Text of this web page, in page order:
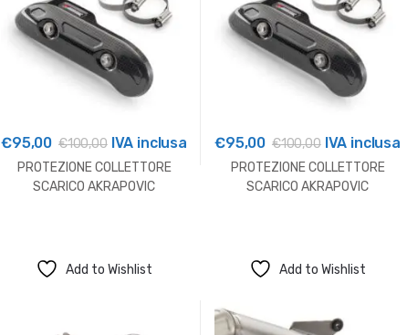
€95,00 €100,00IVA inclusa
PROTEZIONE COLLETTORE
SCARICO AKRAPOVIC
€95,00 €100,00IVA inclusa
PROTEZIONE COLLETTORE
SCARICO AKRAPOVIC
Add to Wishlist Add to Wishlist